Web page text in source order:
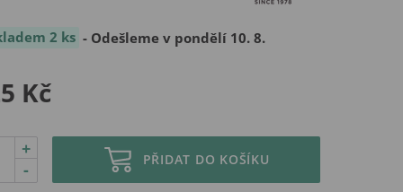
2 ks - Odešleme v pondělí 10. 8.
Kč
-
+
PŘIDAT DO KOŠÍKU